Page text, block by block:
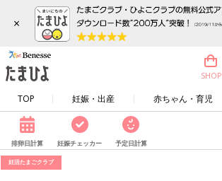
×
TOP 妊娠・出産 赤ちゃん・育児
SHOP
排卵日計算 妊娠チェッカー 予定日計算
妊活たまごクラブ